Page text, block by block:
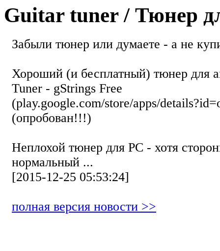
Guitar tuner / Тюнер
Забыли тюнер или думаете - а не
Хороший (и бесплатный) тюнер для
Tuner - gStrings Free
(play.google.com/store/apps/
(опробован!!!)
Неплохой тюнер для РС - хотя
нормальный ...
[2015-12-25 05:53:24]
полная версия новости >>